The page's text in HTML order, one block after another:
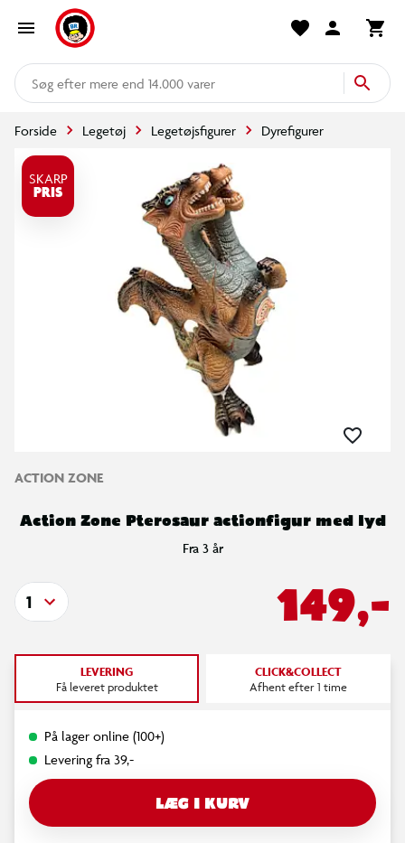
mere end 14.000 varer
Forside Legetøj Legetøjsfigurer Dyrefigurer
SKARP
PRIS
ACTION ZONE
Action Zone Pterosaur actionfigur med lyd
Fra 3 år
149,-
1
LEVERING
Få leveret produktet
CLICK&COLLECT
Afhent efter 1 time
På lager online (100+)
Levering fra 39,-
LÆG I KURV